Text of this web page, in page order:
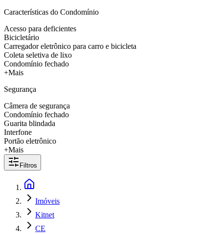
Características do Condomínio
Acesso para deficientes
Bicicletário
Carregador eletrônico para carro e bicicleta
Coleta seletiva de lixo
Condomínio fechado
+Mais
Segurança
Câmera de segurança
Condomínio fechado
Guarita blindada
Interfone
Portão eletrônico
+Mais
Filtros
Imóveis
Kitnet
CE